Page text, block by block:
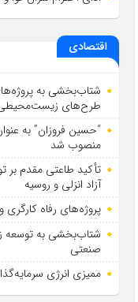
اقتصادی
شتاب‌بخشی به
طرح‌های
“حسین فروزان” به
منصوب شد
تأكید طاعتی مقدم بر
آزاد انزلی و روسیه
پروژه‌های رفاه
شتاب‌بخشی به توسعه
صنعتی
ممیزی انرژی